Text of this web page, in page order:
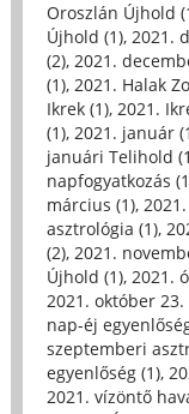
Oroszlán Újhold
Újhold (1), 2021.
(2), 2021.
(1), 2021. Halak
Ikrek (1), 2021.
(1), 2021. január
januári Telihold
napfogyatkozás
március (1),
asztrológia (1),
(2), 2021.
Újhold (1), 2021.
2021. október
nap-éj
szeptemberi
egyenlőség (1),
2021. vízöntő